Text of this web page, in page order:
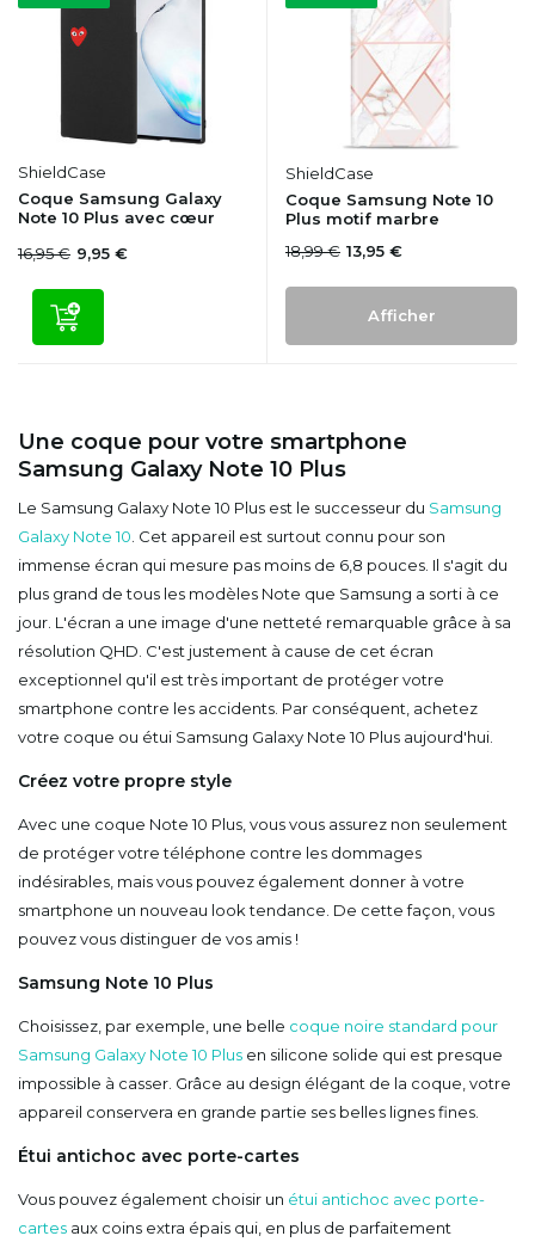
ShieldCase
Coque Samsung Galaxy
Note 10 Plus avec cœur
16,95 € 9,95 €
ShieldCase
Coque Samsung Note 10
Plus motif marbre
18,99 € 13,95 €
Afficher
Une coque pour votre smartphone
Samsung Galaxy Note 10 Plus
Le Samsung Galaxy Note 10 Plus est le successeur du Samsung
Galaxy Note 10 . Cet appareil est surtout connu pour son
immense écran qui mesure pas moins de 6,8 pouces. Il s'agit du
plus grand de tous les modèles Note que Samsung a sorti à ce
jour. L'écran a une image d'une netteté remarquable grâce à sa
résolution QHD. C'est justement à cause de cet écran
exceptionnel qu'il est très important de protéger votre
smartphone contre les accidents. Par conséquent, achetez
votre coque ou étui Samsung Galaxy Note 10 Plus aujourd'hui.
Créez votre propre style
Avec une coque Note 10 Plus, vous vous assurez non seulement
de protéger votre téléphone contre les dommages
indésirables, mais vous pouvez également donner à votre
smartphone un nouveau look tendance. De cette façon, vous
pouvez vous distinguer de vos amis !
Samsung Note 10 Plus
Choisissez, par exemple, une belle coque noire standard pour
Samsung Galaxy Note 10 Plus en silicone solide qui est presque
impossible à casser. Grâce au design élégant de la coque, votre
appareil conservera en grande partie ses belles lignes fines.
Étui antichoc avec porte-cartes
Vous pouvez également choisir un étui antichoc avec porte-
cartes aux coins extra épais qui, en plus de parfaitement